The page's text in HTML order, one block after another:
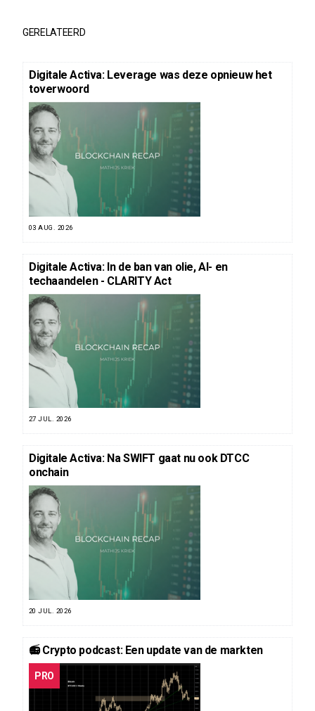
GERELATEERD
Digitale Activa: Leverage was deze opnieuw het
toverwoord
03 AUG. 2026
Digitale Activa: In de ban van olie, AI- en
techaandelen - CLARITY Act
27 JUL. 2026
Digitale Activa: Na SWIFT gaat nu ook DTCC
onchain
20 JUL. 2026
📻 Crypto podcast: Een update van de markten
PRO